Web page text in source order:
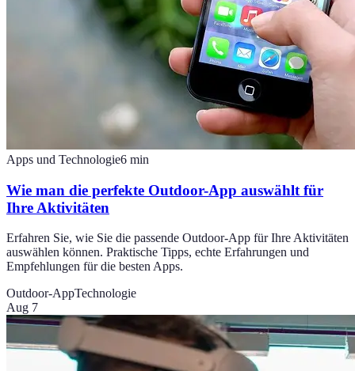
Apps und Technologie6 min
Wie man die perfekte Outdoor-App auswählt für
Ihre Aktivitäten
Erfahren Sie, wie Sie die passende Outdoor-App für Ihre Aktivitäten
auswählen können. Praktische Tipps, echte Erfahrungen und
Empfehlungen für die besten Apps.
Outdoor-AppTechnologie
Aug 7